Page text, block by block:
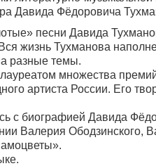
Давида Фёдоровича
песни Давида
жизнь Тухманова
разные темы.
множества
артиста России. Его
с биографией Давида
Валерия Ободзинского,